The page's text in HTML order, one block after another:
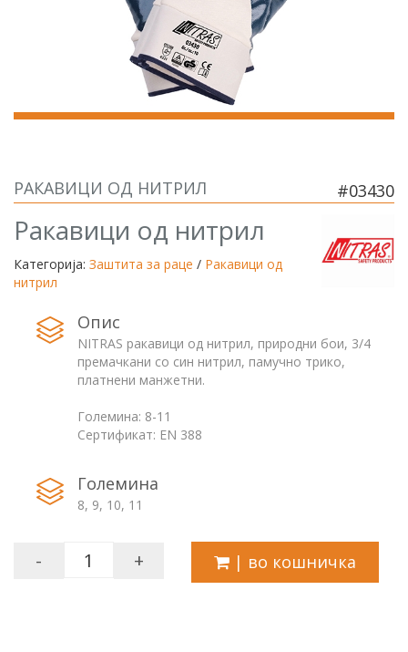
РАКАВИЦИ ОД НИТРИЛ #03430
Ракавици од нитрил
Категорија: Заштита за раце / Ракавици од
нитрил
Опис
NITRАS ракавици од нитрил, природни бои, 3/4
премачкани со син нитрил, памучно трико,
платнени манжетни.
Големина: 8-11
Сертификат: EN 388
Големина
8, 9, 10, 11
- + | во кошничка